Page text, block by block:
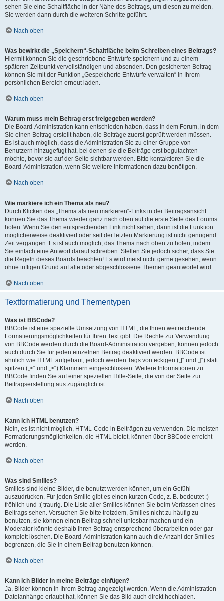
sehen Sie eine Schaltfläche in der Nähe des Beitrags, um diesen zu melden.
Sie werden dann durch die weiteren Schritte geführt.
Nach oben
Was bewirkt die „Speichern“-Schaltfläche beim Schreiben eines Beitrags?
Hiermit können Sie die geschriebene Entwürfe speichern und zu einem
späteren Zeitpunkt vervollständigen und absenden. Den gesicherten Beitrag
können Sie mit der Funktion „Gespeicherte Entwürfe verwalten“ in Ihrem
persönlichen Bereich erneut laden.
Nach oben
Warum muss mein Beitrag erst freigegeben werden?
Die Board-Administration kann entschieden haben, dass in dem Forum, in dem
Sie einen Beitrag erstellt haben, die Beiträge zuerst geprüft werden müssen.
Es ist auch möglich, dass die Administration Sie zu einer Gruppe von
Benutzern hinzugefügt hat, bei denen sie die Beiträge erst begutachten
möchte, bevor sie auf der Seite sichtbar werden. Bitte kontaktieren Sie die
Board-Administration, wenn Sie weitere Informationen dazu benötigen.
Nach oben
Wie markiere ich ein Thema als neu?
Durch Klicken des „Thema als neu markieren“-Links in der Beitragsansicht
können Sie das Thema wieder ganz nach oben auf die erste Seite des Forums
holen. Wenn Sie den entsprechenden Link nicht sehen, dann ist die Funktion
möglicherweise deaktiviert oder seit der letzten Markierung ist nicht genügend
Zeit vergangen. Es ist auch möglich, das Thema nach oben zu holen, indem
Sie einfach eine Antwort darauf schreiben. Stellen Sie jedoch sicher, dass Sie
die Regeln dieses Boards beachten! Es wird meist nicht gerne gesehen, wenn
ohne triftigen Grund auf alte oder abgeschlossene Themen geantwortet wird.
Nach oben
Textformatierung und Thementypen
Was ist BBCode?
BBCode ist eine spezielle Umsetzung von HTML, die Ihnen weitreichende
Formatierungsmöglichkeiten für Ihren Text gibt. Die Rechte zur Verwendung
von BBCode werden durch die Board-Administration vergeben, können jedoch
auch durch Sie für jeden einzelnen Beitrag deaktiviert werden. BBCode ist
ähnlich wie HTML aufgebaut, jedoch werden Tags von eckigen („[“ und „]“) statt
spitzen („<“ und „>“) Klammern eingeschlossen. Weitere Informationen zu
BBCode finden Sie auf einer speziellen Hilfe-Seite, die von der Seite zur
Beitragserstellung aus zugänglich ist.
Nach oben
Kann ich HTML benutzen?
Nein, es ist nicht möglich, HTML-Code in Beiträgen zu verwenden. Die meisten
Formatierungsmöglichkeiten, die HTML bietet, können über BBCode erreicht
werden.
Nach oben
Was sind Smilies?
Smilies sind kleine Bilder, die benutzt werden können, um ein Gefühl
auszudrücken. Für jeden Smilie gibt es einen kurzen Code, z. B. bedeutet :)
fröhlich und :( traurig. Die Liste aller Smilies können Sie beim Verfassen eines
Beitrags sehen. Versuchen Sie bitte trotzdem, Smilies nicht zu häufig zu
benutzen, sie können einen Beitrag schnell unlesbar machen und ein
Moderator könnte deshalb Ihren Beitrag entsprechend überarbeiten oder gar
komplett löschen. Die Board-Administration kann auch die Anzahl der Smilies
begrenzen, die Sie in einem Beitrag benutzen können.
Nach oben
Kann ich Bilder in meine Beiträge einfügen?
Ja, Bilder können in Ihrem Beitrag angezeigt werden. Wenn die Administration
Dateianhänge erlaubt hat, können Sie das Bild auch direkt hochladen.